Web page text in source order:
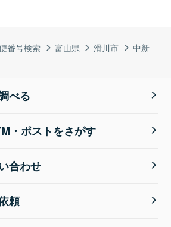
番号検索 富山県 滑川市 中新
べる
・ポストをさがす
合わせ
頼